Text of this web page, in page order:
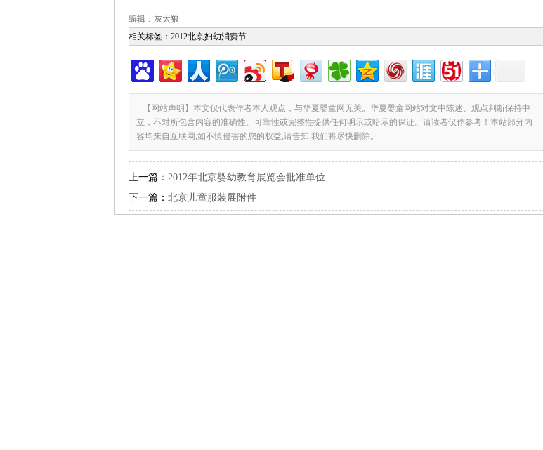
编辑：灰太狼
相关标签： 2012北京妇幼消费节
【网站声明】本文仅代表作者本人观点，与华夏婴童网无关。华夏婴童网站对文中陈述、观点判断保持中
立，不对所包含内容的准确性、可靠性或完整性提供任何明示或暗示的保证。请读者仅作参考！本站部分内
容均来自互联网,如不慎侵害的您的权益,请告知,我们将尽快删除。
上一篇： 2012年北京婴幼教育展览会批准单位
下一篇： 北京儿童服装展附件